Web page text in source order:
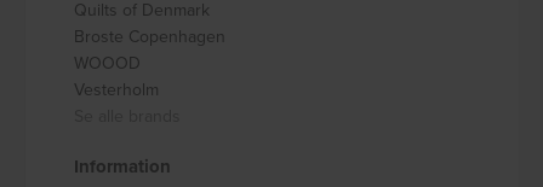
Quilts of Denmark
Broste Copenhagen
WOOOD
Vesterholm
Information